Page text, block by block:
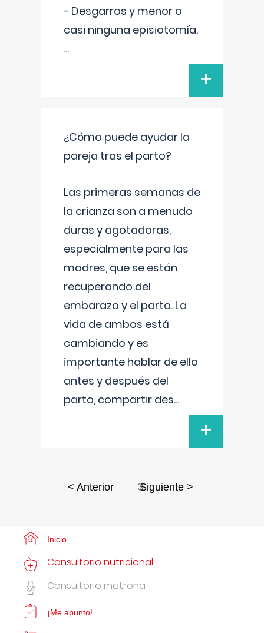
- Desgarros y menor o
casi ninguna episiotomía.
...
+
¿Cómo puede ayudar la
pareja tras el parto?
Las primeras semanas de
la crianza son a menudo
duras y agotadoras,
especialmente para las
madres, que se están
recuperando del
embarazo y el parto. La
vida de ambos está
cambiando y es
importante hablar de ello
antes y después del
parto, compartir des...
+
< Anterior 3Siguiente >
Inicio
Consultorio nutricional
Consultorio matrona
¡Me apunto!